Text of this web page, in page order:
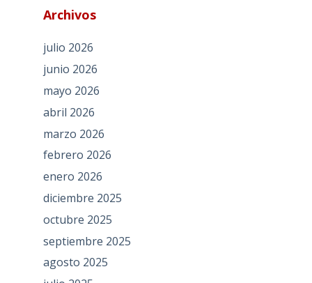
Archivos
julio 2026
junio 2026
mayo 2026
abril 2026
marzo 2026
febrero 2026
enero 2026
diciembre 2025
octubre 2025
septiembre 2025
agosto 2025